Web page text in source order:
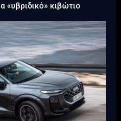
«υβριδικό» κιβώτιο